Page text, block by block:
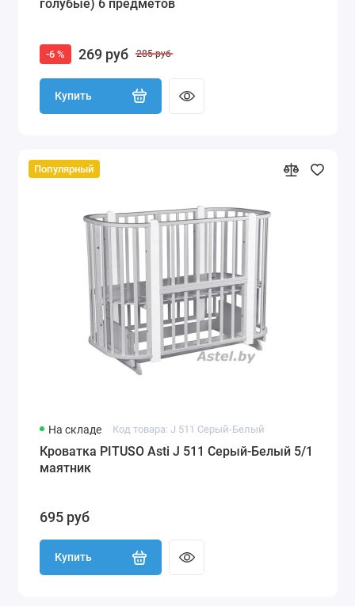
голубые) 6 предметов
-6 % 269 руб 285 руб
Купить
Популярный
На складе Код товара: J 511 Серый-Белый
Кроватка PITUSO Asti J 511 Серый-Белый 5/1
маятник
695 руб
Купить